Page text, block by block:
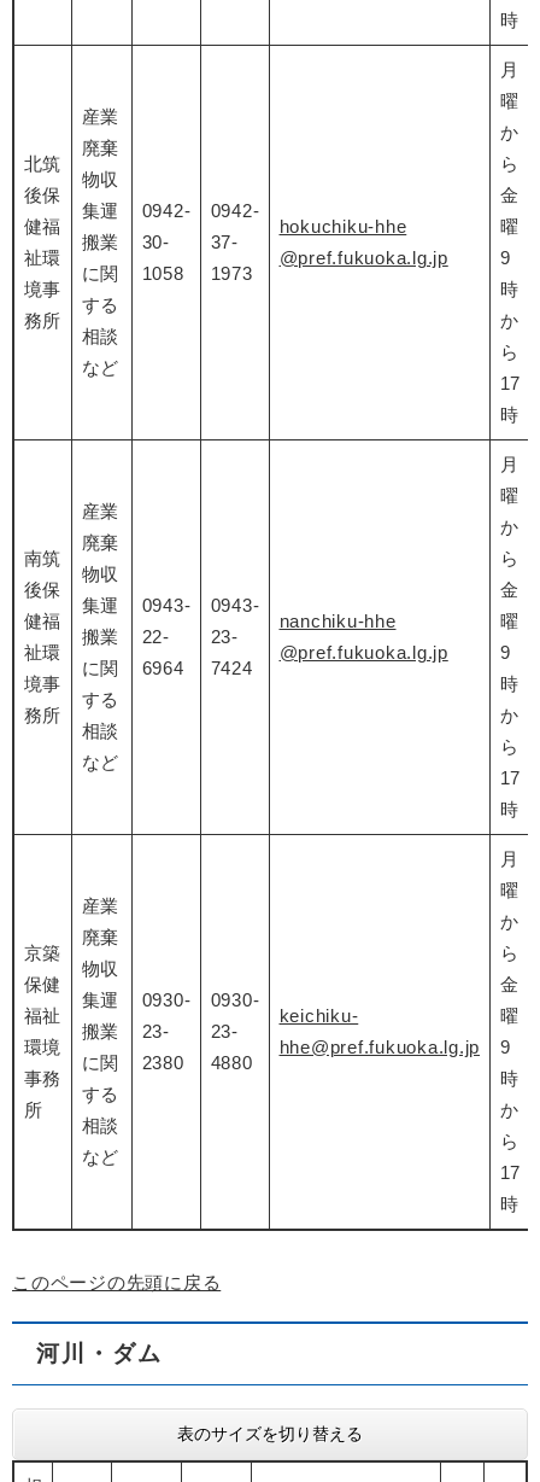
時
北筑
後保
健福
祉環
境事
務所
産業
廃棄
物収
集運
搬業
に関
する
相談
など
0942-
30-
1058
0942-
37-
1973
hokuchiku-hhe
@pref.fukuoka.lg.jp
月
曜
か
ら
金
曜
9
時
か
ら
17
時
南筑
後保
健福
祉環
境事
務所
産業
廃棄
物収
集運
搬業
に関
する
相談
など
0943-
22-
6964
0943-
23-
7424
nanchiku-hhe
@pref.fukuoka.lg.jp
月
曜
か
ら
金
曜
9
時
か
ら
17
時
京築
保健
福祉
環境
事務
所
産業
廃棄
物収
集運
搬業
に関
する
相談
など
0930-
23-
2380
0930-
23-
4880
keichiku-
hhe@pref.fukuoka.lg.jp
月
曜
か
ら
金
曜
9
時
か
ら
17
時
このページの先頭に戻る
河川・ダム
表のサイズを切り替える